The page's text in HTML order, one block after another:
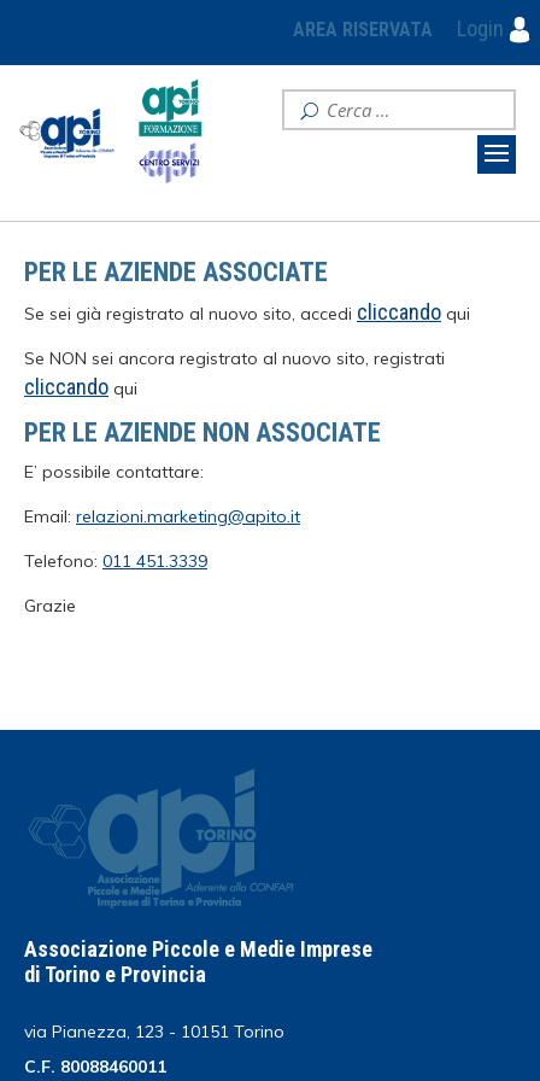
AREA RISERVATA Login
PER LE AZIENDE ASSOCIATE
Se sei già registrato al nuovo sito, accedi cliccando qui
Se NON sei ancora registrato al nuovo sito, registrati
cliccando qui
PER LE AZIENDE NON ASSOCIATE
E’ possibile contattare:
Email: relazioni.marketing@apito.it
Telefono: 011 451.3339
Grazie
Associazione Piccole e Medie Imprese
di Torino e Provincia
via Pianezza, 123 - 10151 Torino
C.F. 80088460011